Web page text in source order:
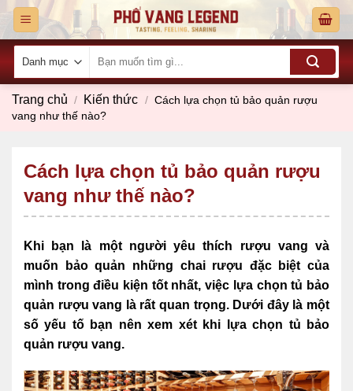
Skip
content
kiếm:
Trang chủ / Kiến thức / Cách lựa chọn tủ bảo quản rượu
vang như thế nào?
Cách lựa chọn tủ bảo quản rượu
vang như thế nào?
Khi bạn là một người yêu thích rượu vang và
muốn bảo quản những chai rượu đặc biệt của
mình trong điều kiện tốt nhất, việc lựa chọn tủ bảo
quản rượu vang là rất quan trọng. Dưới đây là một
số yếu tố bạn nên xem xét khi lựa chọn tủ bảo
quản rượu vang.